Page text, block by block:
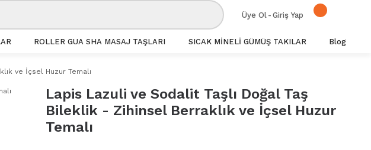
Üye Ol - Giriş Yap
ROLLER GUA SHA MASAJ TAŞLARI SICAK MİNELİ GÜMÜŞ TAKILAR Blog
ve İçsel Huzur Temalı
Lapis Lazuli ve Sodalit Taşlı Doğal Taş
Bileklik - Zihinsel Berraklık ve İçsel Huzur
Temalı